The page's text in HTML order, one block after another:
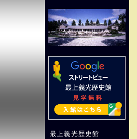
最上義光歴史館